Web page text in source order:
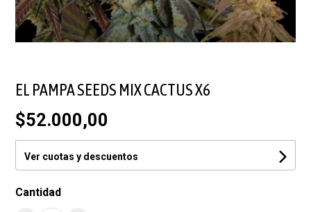
EL PAMPA SEEDS MIX CACTUS X6
$52.000,00
Ver cuotas y descuentos
Cantidad